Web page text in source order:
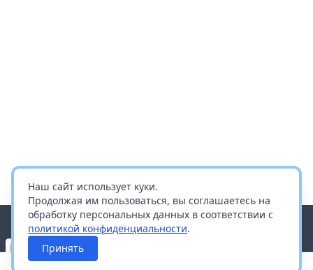
Наш сайт использует куки.
Продолжая им пользоваться, вы соглашаетесь на
обработку персональных данных в соответствии с
политикой конфиденциальности.
Принять